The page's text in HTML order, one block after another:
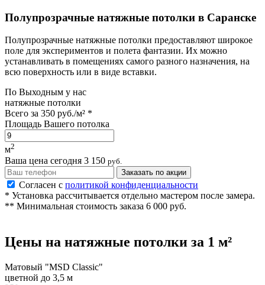
Полупрозрачные натяжные потолки в Саранске
Полупрозрачные натяжные потолки предоставляют широкое
поле для экспериментов и полета фантазии. Их можно
устанавливать в помещениях самого разного назначения, на
всю поверхность или в виде вставки.
По Выходным у нас
натяжные потолки
Всего за 350 руб./м² *
Площадь Вашего потолка
м2
Ваша цена сегодня 3 150 руб.
Заказать по акции
Согласен с политикой конфиденциальности
* Установка рассчитывается отдельно мастером после замера.
** Минимальная стоимость заказа 6 000 руб.
Цены на натяжные потолки за 1 м²
Матовый "MSD Classic"
цветной до 3,5 м